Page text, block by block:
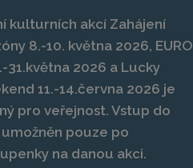
kulturních akcí Zahájení
8.-10. května 2026, EURO
31.května 2026 a Lucky
11.-14.června 2026 je
pro veřejnost. Vstup do
pouze po
na danou akci.